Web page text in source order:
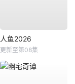
人鱼2026
更新至第08集